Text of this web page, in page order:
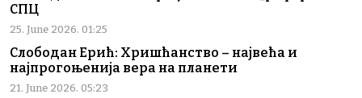
СПЦ
25. June 2026. 01:25
Слободан Ерић: Хришћанство – највећа и
најпрогоњенија вера на планети
21. June 2026. 05:23